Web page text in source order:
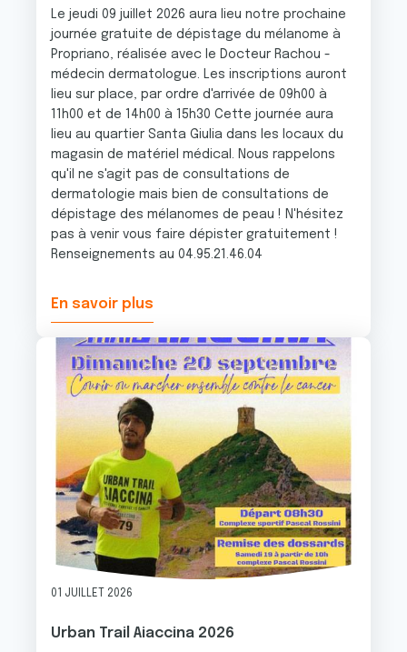
Le jeudi 09 juillet 2026 aura lieu notre prochaine
journée gratuite de dépistage du mélanome à
Propriano, réalisée avec le Docteur Rachou -
médecin dermatologue. Les inscriptions auront
lieu sur place, par ordre d'arrivée de 09h00 à
11h00 et de 14h00 à 15h30 Cette journée aura
lieu au quartier Santa Giulia dans les locaux du
magasin de matériel médical. Nous rappelons
qu'il ne s'agit pas de consultations de
dermatologie mais bien de consultations de
dépistage des mélanomes de peau ! N'hésitez
pas à venir vous faire dépister gratuitement !
Renseignements au 04.95.21.46.04
En savoir plus
Image
01 JUILLET 2026
Urban Trail Aiaccina 2026